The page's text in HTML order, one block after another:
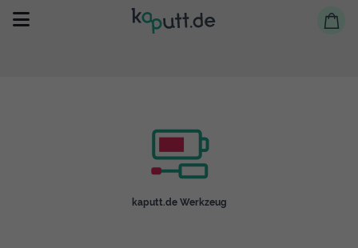
Selbst reparieren
kaputt.de Werkzeug